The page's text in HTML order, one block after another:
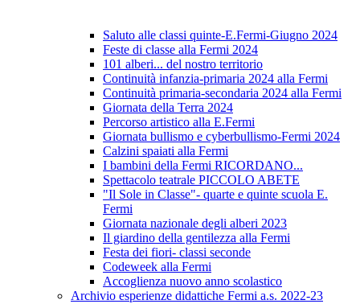
Saluto alle classi quinte-E.Fermi-Giugno 2024
Feste di classe alla Fermi 2024
101 alberi... del nostro territorio
Continuità infanzia-primaria 2024 alla Fermi
Continuità primaria-secondaria 2024 alla Fermi
Giornata della Terra 2024
Percorso artistico alla E.Fermi
Giornata bullismo e cyberbullismo-Fermi 2024
Calzini spaiati alla Fermi
I bambini della Fermi RICORDANO...
Spettacolo teatrale PICCOLO ABETE
"Il Sole in Classe"- quarte e quinte scuola E.
Fermi
Giornata nazionale degli alberi 2023
Il giardino della gentilezza alla Fermi
Festa dei fiori- classi seconde
Codeweek alla Fermi
Accoglienza nuovo anno scolastico
Archivio esperienze didattiche Fermi a.s. 2022-23